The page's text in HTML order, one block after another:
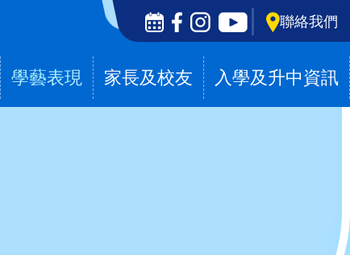
Social
Media
Top
聯絡我們
學藝表現 家長及校友 入學及升中資訊